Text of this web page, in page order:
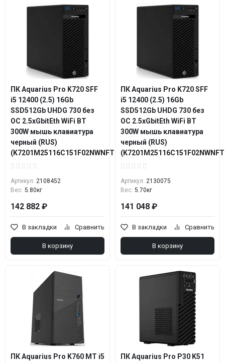
ПК Aquarius Pro K720 SFF
i5 12400 (2.5) 16Gb
SSD512Gb UHDG 730 без
ОС 2.5xGbitEth WiFi BT
300W мышь клавиатура
черный (RUS)
(K7201M25116C151F02NWNFTNN3)
Артикул: 2108452
Вес: 5.80кг
142 882 ₽
В закладки Сравнить
В корзину
ПК Aquarius Pro K720 SFF
i5 12400 (2.5) 16Gb
SSD512Gb UHDG 730 без
ОС 2.5xGbitEth WiFi BT
300W мышь клавиатура
черный (RUS)
Артикул: 2130075
Вес: 5.70кг
141 048 ₽
В закладки Сравнить
В корзину
ПК Aquarius Pro K760 MT i5
ПК Aquarius Pro P30 K51